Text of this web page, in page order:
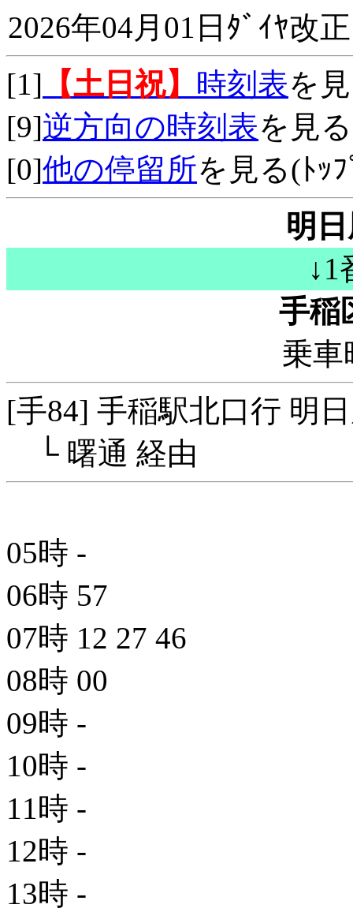
2026年04月01日ﾀﾞｲﾔ改正
[1] 【土日祝】 時刻表を
[9]逆方向の時刻表を見る
[0]他の停留所を見る(ﾄｯ
明
↓1
手稲
乗車
[手84] 手稲駅北口行 明
└ 曙通 経由
05時 -
06時 57
07時 12 27 46
08時 00
09時 -
10時 -
11時 -
12時 -
13時 -